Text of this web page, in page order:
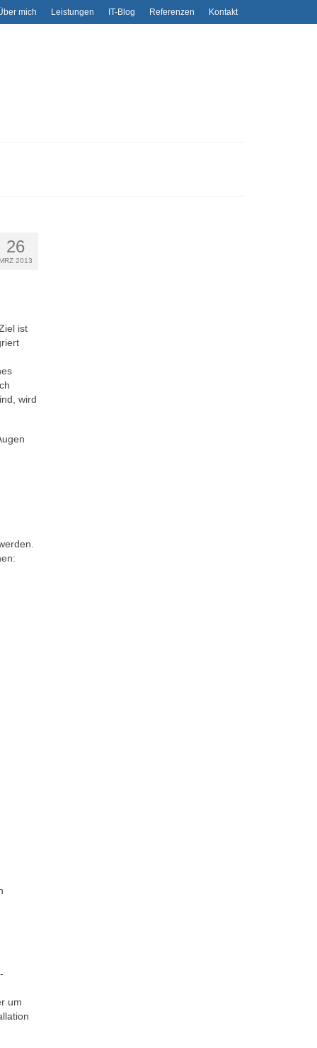
mich Leistungen IT-Blog Referenzen Kontakt
26
MRZ 2013
ist
wird
um